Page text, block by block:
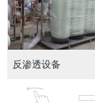
2吨反渗透设备